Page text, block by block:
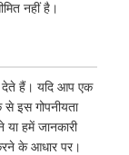
नहीं है।
देते हैं। यदि आप एक
इस गोपनीयता
हमें जानकारी
के आधार पर।